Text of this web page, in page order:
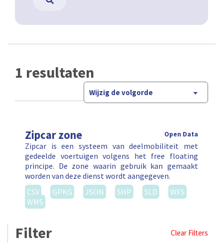
1 resultaten
Wijzig de volgorde
Zipcar zone Open Data
Zipcar is een systeem van deelmobiliteit met
gedeelde voertuigen volgens het free floating
principe. De zone waarin gebruik kan gemaakt
worden van deze dienst wordt aangegeven.
CSV
GPKG JSON SHP SLD
WFS
WMS
Filter Clear Filters